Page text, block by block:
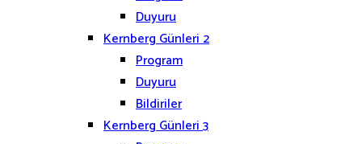
Duyuru
Kernberg Günleri 2
Program
Duyuru
Bildiriler
Kernberg Günleri 3